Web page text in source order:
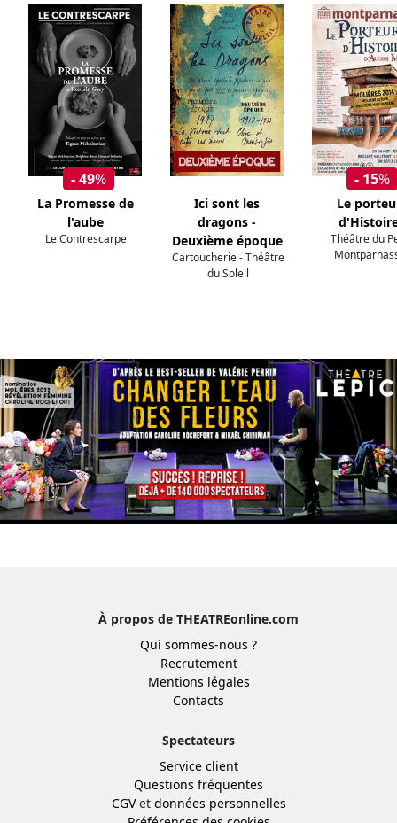
- 49%
La Promesse de
l'aube
Le Contrescarpe
Ici sont les
dragons -
Deuxième époque
Cartoucherie - Théâtre
du Soleil
- 15%
Le
Théâtre du
À propos de THEATREonline.com
Qui sommes-nous ?
Recrutement
Mentions légales
Contacts
Spectateurs
Service client
Questions fréquentes
CGVet données personnelles